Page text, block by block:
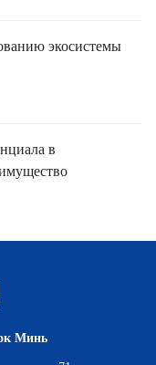
экосистемы
в
Минь